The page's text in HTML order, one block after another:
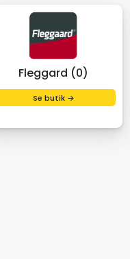
Fleggard (0)
Se butik →